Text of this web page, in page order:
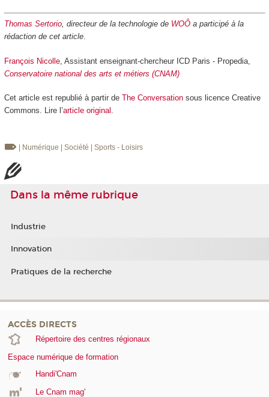
Thomas Sertorio, directeur de la technologie de WOÔa participé à la
rédaction de cet article.
François Nicolle, Assistant enseignant-chercheur ICD Paris - Propedia,
Conservatoire national des arts et métiers (CNAM)
Cet article est republié à partir de The Conversationsous licence Creative
Commons. Lire l’article original .
| Numérique | Société | Sports - Loisirs
Dans la même rubrique
Industrie
Innovation
Pratiques de la recherche
ACCÈS DIRECTS
Répertoire des centres régionaux
Espace numérique de formation
Handi'Cnam
Le Cnam mag'